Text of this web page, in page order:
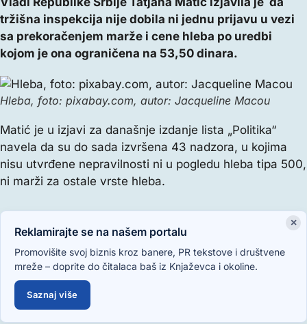
tržišna inspekcija nije dobila ni jednu prijavu u vezi
sa prekoračenjem marže i cene hleba po uredbi
kojom je ona ograničena na 53,50 dinara.
Hleba, foto: pixabay.com, autor: Jacqueline Macou
Matić je u izjavi za današnje izdanje lista „Politika“
navela da su do sada izvršena 43 nadzora, u kojima
nisu utvrđene nepravilnosti ni u pogledu hleba tipa 500,
ni marži za ostale vrste hleba.
×
Reklamirajte se na našem portalu
Promovišite svoj biznis kroz banere, PR tekstove i društvene
mreže – doprite do čitalaca baš iz Knjaževca i okoline.
Saznaj više